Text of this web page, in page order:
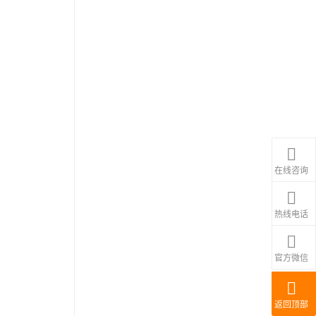
在线咨询
热线电话
官方微信
返回顶部